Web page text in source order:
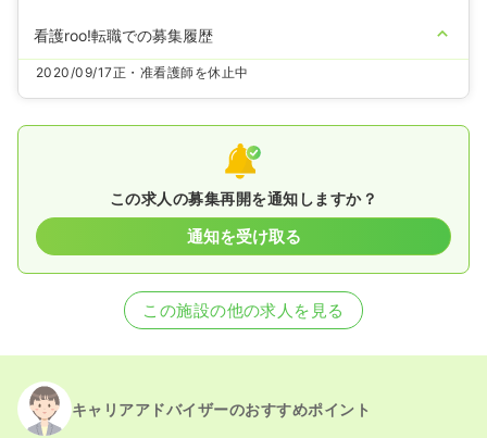
看護roo!転職での募集履歴
2020/09/17正・准看護師を休止中
この求人の募集再開を通知しますか？
通知を受け取る
この施設の他の求人を見る
キャリアアドバイザーのおすすめポイント